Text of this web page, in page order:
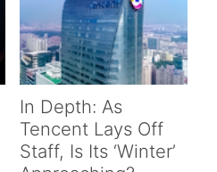
In Depth: As
Tencent Lays Off
Staff, Is Its ‘Winter’